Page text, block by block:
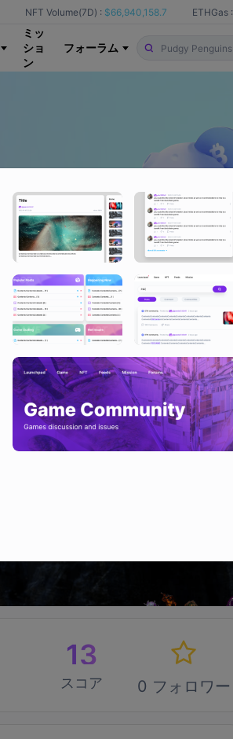
NFT Volume(7D) : $66,940,158.7 ETHGas :
ミッ
ショ
ン
フォーラム
13
スコア 0 フォロワー